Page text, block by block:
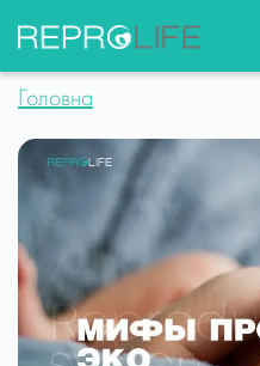
content
Головна